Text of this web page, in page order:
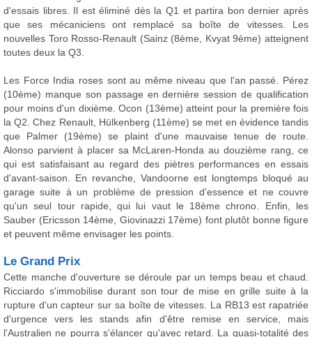
d'essais libres. Il est éliminé dès la Q1 et partira bon dernier après
que ses mécaniciens ont remplacé sa boîte de vitesses. Les
nouvelles Toro Rosso-Renault (Sainz (8ème, Kvyat 9ème) atteignent
toutes deux la Q3.
Les Force India roses sont au même niveau que l'an passé. Pérez
(10ème) manque son passage en dernière session de qualification
pour moins d'un dixième. Ocon (13ème) atteint pour la première fois
la Q2. Chez Renault, Hülkenberg (11ème) se met en évidence tandis
que Palmer (19ème) se plaint d'une mauvaise tenue de route.
Alonso parvient à placer sa McLaren-Honda au douzième rang, ce
qui est satisfaisant au regard des piètres performances en essais
d'avant-saison. En revanche, Vandoorne est longtemps bloqué au
garage suite à un problème de pression d'essence et ne couvre
qu'un seul tour rapide, qui lui vaut le 18ème chrono. Enfin, les
Sauber (Ericsson 14ème, Giovinazzi 17ème) font plutôt bonne figure
et peuvent même envisager les points.
Le Grand Prix
Cette manche d'ouverture se déroule par un temps beau et chaud.
Ricciardo s'immobilise durant son tour de mise en grille suite à la
rupture d'un capteur sur sa boîte de vitesses. La RB13 est rapatriée
d'urgence vers les stands afin d'être remise en service, mais
l'Australien ne pourra s'élancer qu'avec retard. La quasi-totalité des